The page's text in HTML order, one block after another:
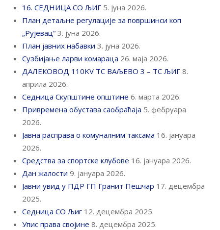
16. СЕДНИЦА СО ЉИГ 5. јуна 2026.
План детаљне регулације за површинси коп
„Рујевац“ 3. јуна 2026.
План јавних набавки 3. јуна 2026.
Сузбијање ларви комараца 26. маја 2026.
ДАЛЕКОВОД 110KV ТС ВАЉЕВО 3 – ТС ЉИГ 8.
априла 2026.
Седница Скупштине општине 6. марта 2026.
Привремена обустава саобраћаја 5. фебруара
2026.
Јавна расправа о комуналним таксама 16. јануара
2026.
Средства за спортске клубове 16. јануара 2026.
Дан жалости 9. јануара 2026.
Јавни увид у ПДР ГП Гранит Пешчар 17. децембра
2025.
Седница СО Љиг 12. децембра 2025.
Упис права својине 8. децембра 2025.